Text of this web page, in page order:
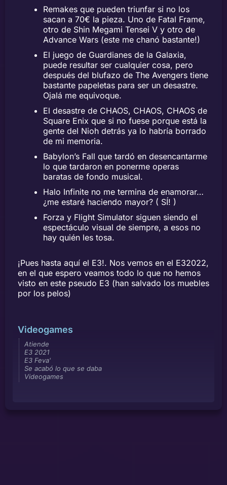
Remakes que pueden triunfar si no los
sacan a 70€ la pieza. Uno de Fatal Frame,
otro de Shin Megami Tensei V y otro de
Advance Wars (este me chanó bastante!)
El juego de Guardianes de la Galaxia,
puede resultar ser cualquier cosa, pero
después del blufazo de The Avengers tiene
bastante papeletas para ser un desastre.
Ojalá me equivoque.
El desastre de CHAOS, CHAOS, CHAOS de
Square Enix que si no fuese porque está la
gente del Nioh detrás ya lo habría borrado
de mi memoria.
Babylon’s Fall que tardó en desencantarme
lo que tardaron en ponerme operas
baratas de fondo musical.
Halo Infinite no me termina de enamorar…
¿me estaré haciendo mayor? ( SÍ! )
Forza y Flight Simulator siguen siendo el
espectáculo visual de siempre, a esos no
hay quién les tosa.
¡Pues hasta aquí el E3!. Nos vemos en el E32022,
en el que espero veamos todo lo que no hemos
visto en este pseudo E3 (han salvado los muebles
por los pelos)
Videogames
Atiende
E3 2021
E3 Feva'
Se acabó lo que se daba
Videogames